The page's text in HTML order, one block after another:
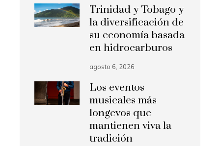
Trinidad y Tobago y
la diversificación de
su economía basada
en hidrocarburos
agosto 6, 2026
Los eventos
musicales más
longevos que
mantienen viva la
tradición